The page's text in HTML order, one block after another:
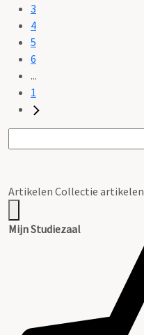
3
4
5
6
...
1
Artikelen Collectie artikelen
Mijn Studiezaal